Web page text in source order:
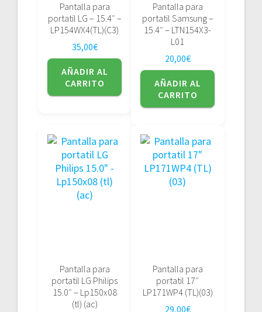
Pantalla para
portatil LG – 15.4″ –
LP154WX4(TL)(C3)
35,00€
AÑADIR AL
CARRITO
Pantalla para
portatil Samsung –
15.4″ – LTN154X3-
L01
20,00€
AÑADIR AL
CARRITO
Pantalla para
portatil LG Philips
15.0″ – Lp150x08
(tl) (ac)
Pantalla para
portatil 17″
LP171WP4 (TL)(03)
29,00€